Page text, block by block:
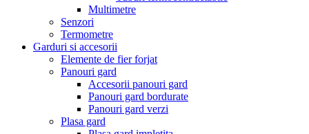
Multimetre
Senzori
Termometre
Garduri si accesorii
Elemente de fier forjat
Panouri gard
Accesorii panouri gard
Panouri gard bordurate
Panouri gard verzi
Plasa gard